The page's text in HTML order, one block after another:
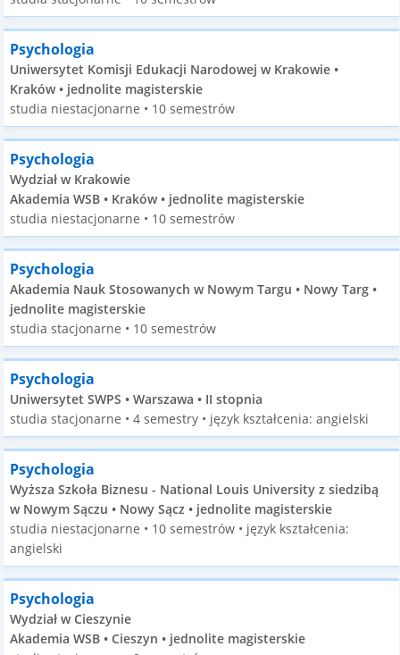
Psychologia
Uniwersytet Komisji Edukacji Narodowej w Krakowie •
Kraków • jednolite magisterskie
studia niestacjonarne • 10 semestrów
Psychologia
Wydział w Krakowie
Akademia WSB • Kraków • jednolite magisterskie
studia niestacjonarne • 10 semestrów
Psychologia
Akademia Nauk Stosowanych w Nowym Targu • Nowy Targ •
jednolite magisterskie
studia stacjonarne • 10 semestrów
Psychologia
Uniwersytet SWPS • Warszawa • II stopnia
studia stacjonarne • 4 semestry • język kształcenia: angielski
Psychologia
Wyższa Szkoła Biznesu - National Louis University z siedzibą
w Nowym Sączu • Nowy Sącz • jednolite magisterskie
studia niestacjonarne • 10 semestrów • język kształcenia:
angielski
Psychologia
Wydział w Cieszynie
Akademia WSB • Cieszyn • jednolite magisterskie